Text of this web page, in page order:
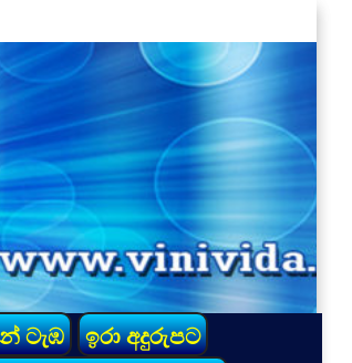
ටැඹ
ඉරා අදුරුපට